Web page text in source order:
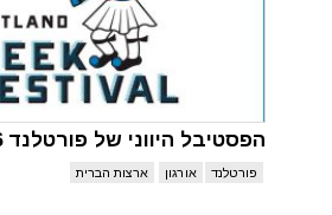
הפסטיבל היווני של פורטלנד 2026
פורטלנד אורגון ארצות הברית